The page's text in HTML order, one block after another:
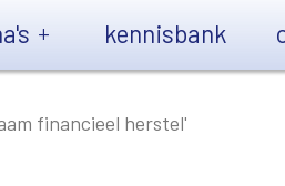
kennisbank
financieel herstel'